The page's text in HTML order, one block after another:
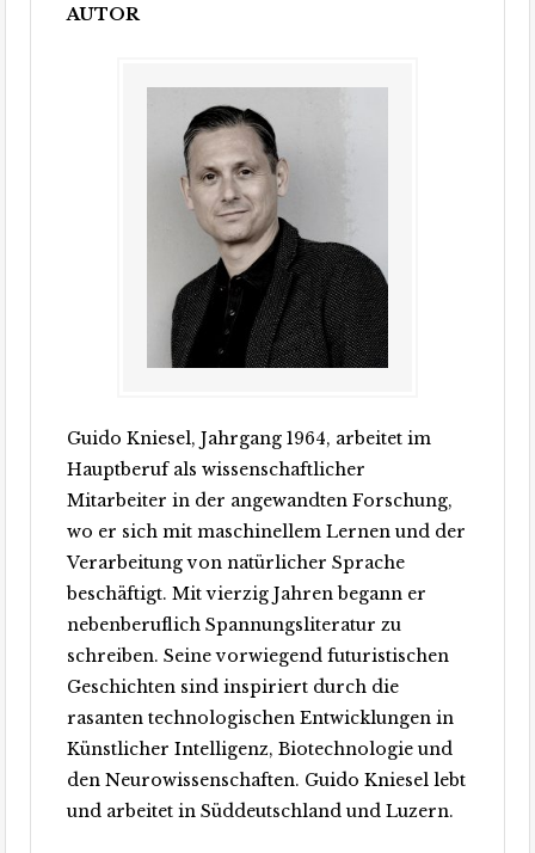
AUTOR
Guido Kniesel, Jahrgang 1964, arbeitet im
Hauptberuf als wissenschaftlicher
Mitarbeiter in der angewandten Forschung,
wo er sich mit maschinellem Lernen und der
Verarbeitung von natürlicher Sprache
beschäftigt. Mit vierzig Jahren begann er
nebenberuflich Spannungsliteratur zu
schreiben. Seine vorwiegend futuristischen
Geschichten sind inspiriert durch die
rasanten technologischen Entwicklungen in
Künstlicher Intelligenz, Biotechnologie und
den Neurowissenschaften. Guido Kniesel lebt
und arbeitet in Süddeutschland und Luzern.